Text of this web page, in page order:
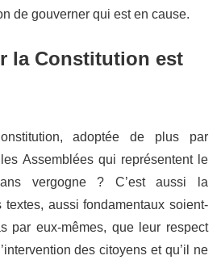
de gouverner qui est en cause.
la Constitution est
adoptée de plus par
Assemblées qui représentent le
vergogne ? C’est aussi la
textes, aussi fondamentaux soient-
par eux-mêmes, que leur respect
des citoyens et qu’il ne